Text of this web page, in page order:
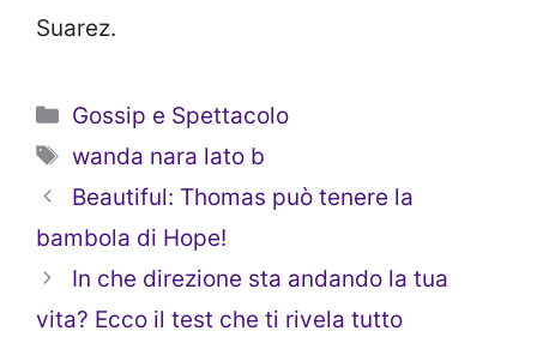
Suarez.
Categorie
Gossip e Spettacolo
Tag
wanda nara lato b
Beautiful: Thomas può tenere la
bambola di Hope!
In che direzione sta andando la tua
vita? Ecco il test che ti rivela tutto